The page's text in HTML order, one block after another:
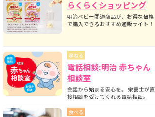
らくらくショッピング
明治ベビー関連商品が、お得な価格
で購入できるおすすめ通販サイト！
尋ねる
電話相談:明治 赤ちゃん
相談室
会話から始まる安心を。 栄養士が直
接相談を受けてくれる電話相談。
食べる